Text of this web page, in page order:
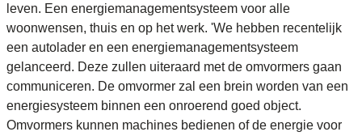
leven. Een energiemanagementsysteem voor alle
woonwensen, thuis en op het werk. 'We hebben recentelijk
een autolader en een energiemanagementsysteem
gelanceerd. Deze zullen uiteraard met de omvormers gaan
communiceren. De omvormer zal een brein worden van een
energiesysteem binnen een onroerend goed object.
Omvormers kunnen machines bedienen of de energie voor